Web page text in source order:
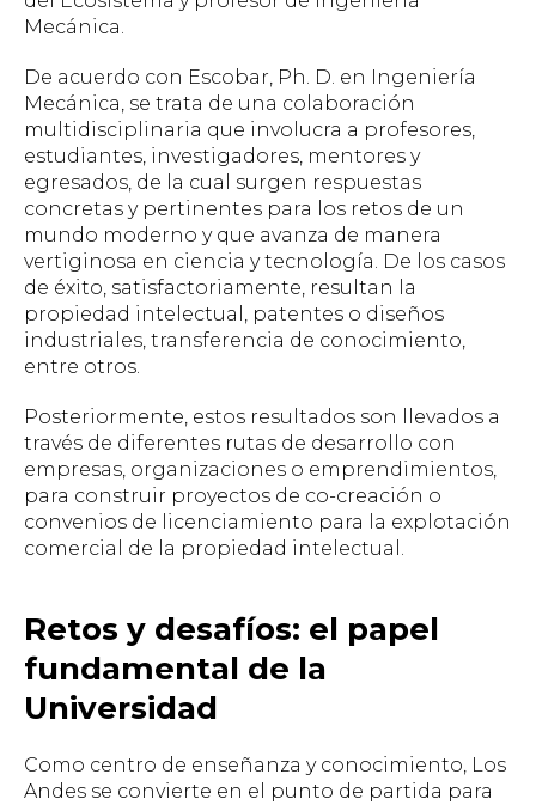
Mecánica.
De acuerdo con Escobar, Ph. D. en Ingeniería
Mecánica, se trata de una colaboración
multidisciplinaria que involucra a profesores,
estudiantes, investigadores, mentores y
egresados, de la cual surgen respuestas
concretas y pertinentes para los retos de un
mundo moderno y que avanza de manera
vertiginosa en ciencia y tecnología. De los casos
de éxito, satisfactoriamente, resultan la
propiedad intelectual, patentes o diseños
industriales, transferencia de conocimiento,
entre otros.
Posteriormente, estos resultados son llevados a
través de diferentes rutas de desarrollo con
empresas, organizaciones o emprendimientos,
para construir proyectos de co-creación o
convenios de licenciamiento para la explotación
comercial de la propiedad intelectual.
Retos y desafíos: el papel
fundamental de la
Universidad
Como centro de enseñanza y conocimiento, Los
Andes se convierte en el punto de partida para